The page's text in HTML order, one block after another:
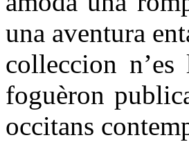
una aventura
colleccion n’es
foguèron
occitans